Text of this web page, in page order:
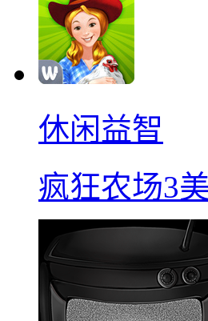
休闲益智
疯狂农场3